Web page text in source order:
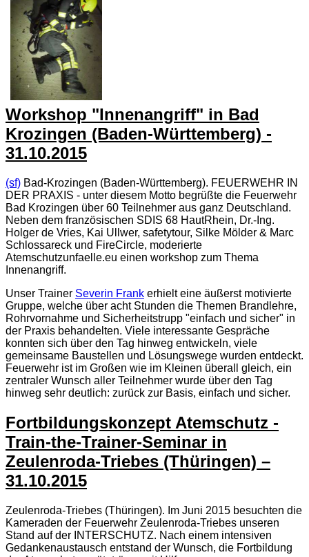
Workshop "Innenangriff" in Bad
Krozingen (Baden-Württemberg) -
31.10.2015
(sf) Bad-Krozingen (Baden-Württemberg). FEUERWEHR IN
DER PRAXIS - unter diesem Motto begrüßte die Feuerwehr
Bad Krozingen über 60 Teilnehmer aus ganz Deutschland.
Neben dem französischen SDIS 68 HautRhein, Dr.-Ing.
Holger de Vries, Kai Ullwer, safetytour, Silke Mölder & Marc
Schlossareck und FireCircle, moderierte
Atemschutzunfaelle.eu einen workshop zum Thema
Innenangriff.
Unser Trainer Severin Frank erhielt eine äußerst motivierte
Gruppe, welche über acht Stunden die Themen Brandlehre,
Rohrvornahme und Sicherheitstrupp "einfach und sicher" in
der Praxis behandelten. Viele interessante Gespräche
konnten sich über den Tag hinweg entwickeln, viele
gemeinsame Baustellen und Lösungswege wurden entdeckt.
Feuerwehr ist im Großen wie im Kleinen überall gleich, ein
zentraler Wunsch aller Teilnehmer wurde über den Tag
hinweg sehr deutlich: zurück zur Basis, einfach und sicher.
Fortbildungskonzept Atemschutz -
Train-the-Trainer-Seminar in
Zeulenroda-Triebes (Thüringen) –
31.10.2015
Zeulenroda-Triebes (Thüringen). Im Juni 2015 besuchten die
Kameraden der Feuerwehr Zeulenroda-Triebes unseren
Stand auf der INTERSCHUTZ. Nach einem intensiven
Gedankenaustausch entstand der Wunsch, die Fortbildung